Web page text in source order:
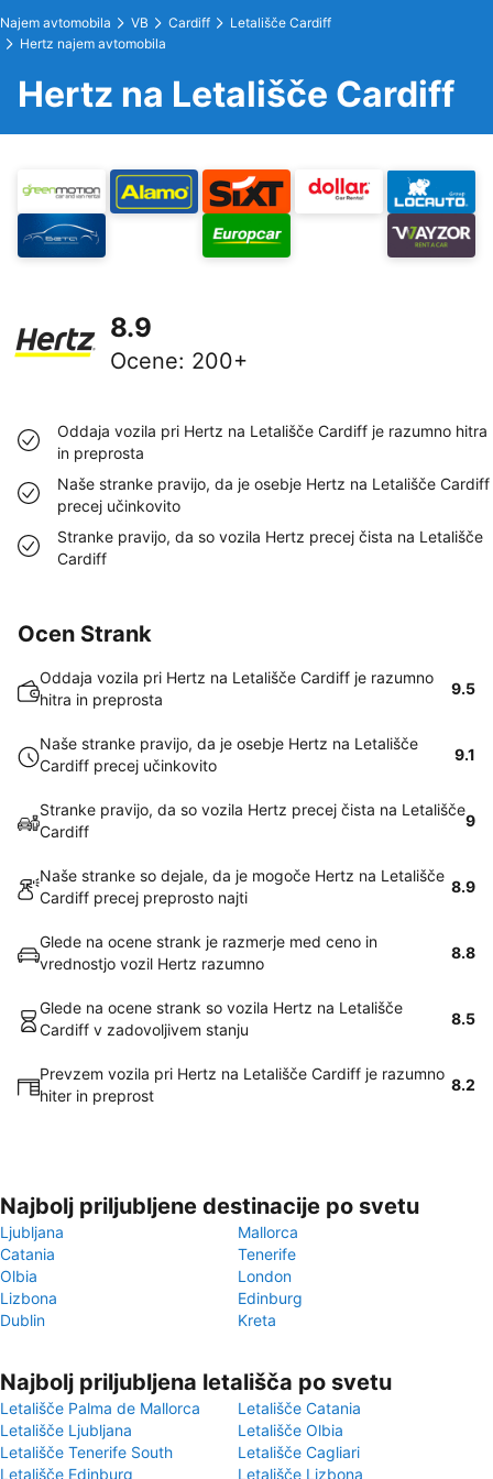
Najem avtomobila VB Cardiff
Letališče Cardiff
Hertz najem avtomobila
Hertz na Letališče Cardiff
8.9
Ocene: 200+
Oddaja vozila pri Hertz na Letališče Cardiff je razumno hitra
in preprosta
Naše stranke pravijo, da je osebje Hertz na Letališče Cardiff
precej učinkovito
Stranke pravijo, da so vozila Hertz precej čista na Letališče
Cardiff
Ocen Strank
Oddaja vozila pri Hertz na Letališče Cardiff je razumno
hitra in preprosta
9.5
Naše stranke pravijo, da je osebje Hertz na Letališče
Cardiff precej učinkovito
9.1
Stranke pravijo, da so vozila Hertz precej čista na Letališče
Cardiff
9
Naše stranke so dejale, da je mogoče Hertz na Letališče
Cardiff precej preprosto najti
8.9
Glede na ocene strank je razmerje med ceno in
vrednostjo vozil Hertz razumno
8.8
Glede na ocene strank so vozila Hertz na Letališče
Cardiff v zadovoljivem stanju
8.5
Prevzem vozila pri Hertz na Letališče Cardiff je razumno
hiter in preprost
8.2
Najbolj priljubljene destinacije po svetu
Ljubljana
Mallorca
Catania
Tenerife
Olbia
London
Lizbona
Edinburg
Dublin
Kreta
Najbolj priljubljena letališča po svetu
Letališče Palma de Mallorca
Letališče Catania
Letališče Ljubljana
Letališče Olbia
Letališče Tenerife South
Letališče Cagliari
Letališče Edinburg
Letališče Lizbona